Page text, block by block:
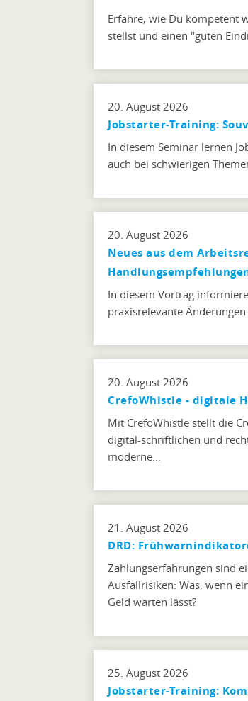
Erfahre, wie Du kompetent
stellst und einen "guten
20. August 2026
Jobstarter-Training:
In diesem Seminar lernen
auch bei schwierigen
20. August 2026
Neues aus dem
In diesem Vortrag
praxisrelevante
20. August 2026
CrefoWhistle - digitale
Mit CrefoWhistle stellt die
digital-schriftlichen und
moderne…
21. August 2026
DRD:
Zahlungserfahrungen sind
Ausfallrisiken: Was, wenn
Geld warten lässt?
25. August 2026
Jobstarter-Training: